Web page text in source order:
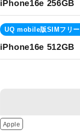
iPhone16e 256GB
UQ mobile版SIMフリー
iPhone16e 512GB
Apple